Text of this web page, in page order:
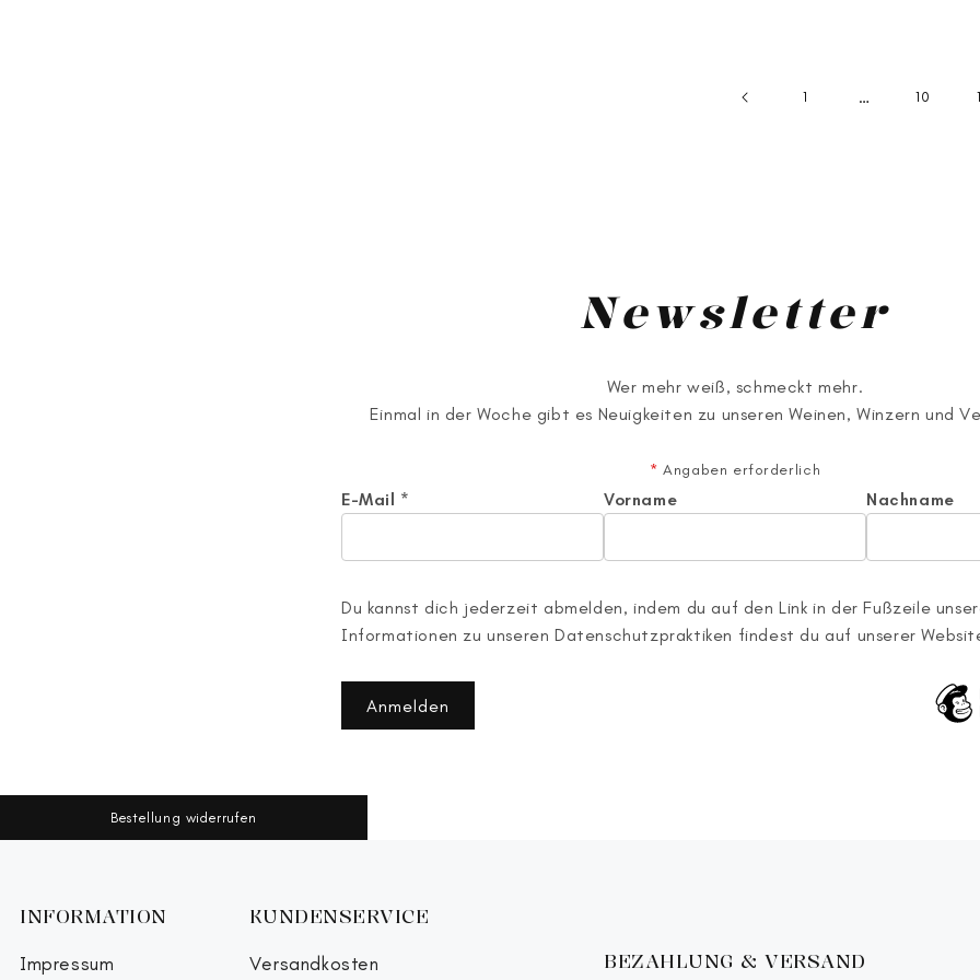
1 … 10
Newsletter
Wer mehr weiß, schmeckt mehr.
Einmal in der Woche gibt es Neuigkeiten zu unseren Weinen, Winzern und
* Angaben erforderlich
E-Mail * Vorname Nachname
Du kannst dich jederzeit abmelden, indem du auf den Link in der Fußzeile
Informationen zu unseren Datenschutzpraktiken findest du auf unserer
Anmelden
Bestellung widerrufen
INFORMATION
Impressum
KUNDENSERVICE
Versandkosten BEZAHLUNG & VERSAND